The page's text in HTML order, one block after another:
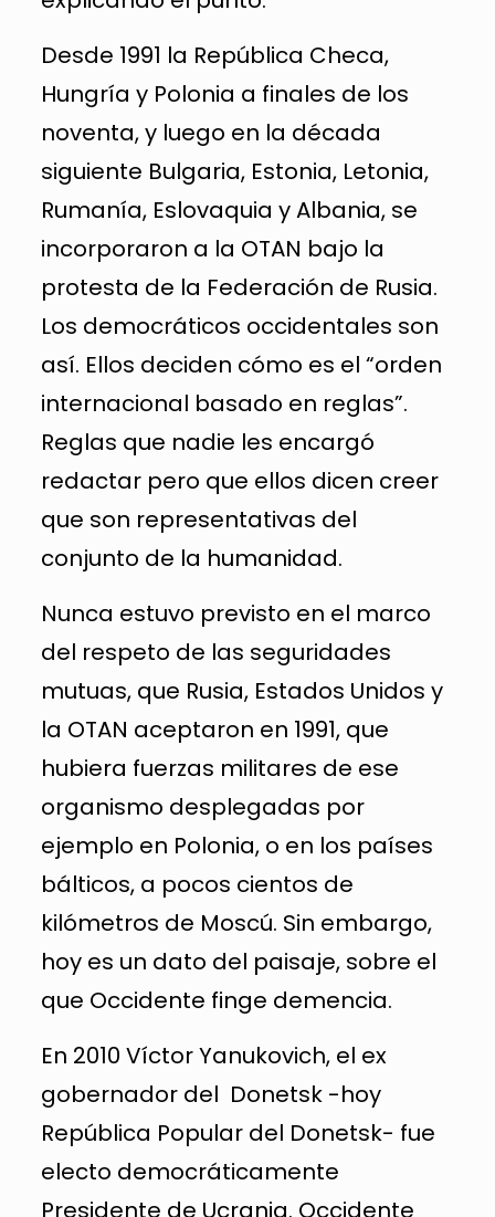
Desde 1991 la República Checa,
Hungría y Polonia a finales de los
noventa, y luego en la década
siguiente Bulgaria, Estonia, Letonia,
Rumanía, Eslovaquia y Albania, se
incorporaron a la OTAN bajo la
protesta de la Federación de Rusia.
Los democráticos occidentales son
así. Ellos deciden cómo es el “orden
internacional basado en reglas”.
Reglas que nadie les encargó
redactar pero que ellos dicen creer
que son representativas del
conjunto de la humanidad.
Nunca estuvo previsto en el marco
del respeto de las seguridades
mutuas, que Rusia, Estados Unidos y
la OTAN aceptaron en 1991, que
hubiera fuerzas militares de ese
organismo desplegadas por
ejemplo en Polonia, o en los países
bálticos, a pocos cientos de
kilómetros de Moscú. Sin embargo,
hoy es un dato del paisaje, sobre el
que Occidente finge demencia.
En 2010 Víctor Yanukovich, el ex
gobernador del Donetsk -hoy
República Popular del Donetsk- fue
electo democráticamente
Presidente de Ucrania. Occidente